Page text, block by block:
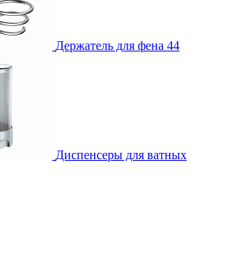
Держатель для фена 44
Диспенсеры для ватных